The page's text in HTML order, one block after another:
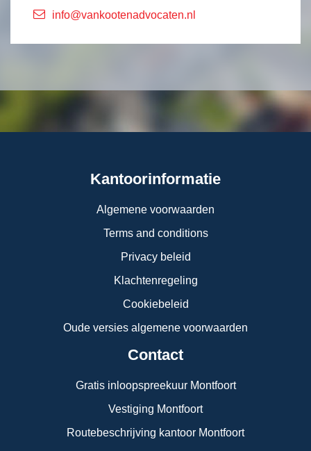
info@vankootenadvocaten.nl
Kantoorinformatie
Algemene voorwaarden
Terms and conditions
Privacy beleid
Klachtenregeling
Cookiebeleid
Oude versies algemene voorwaarden
Contact
Gratis inloopspreekuur Montfoort
Vestiging Montfoort
Routebeschrijving kantoor Montfoort